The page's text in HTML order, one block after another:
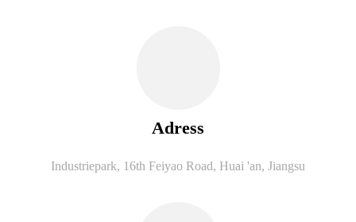
Adress
Industriepark, 16th Feiyao Road, Huai 'an, Jiangsu